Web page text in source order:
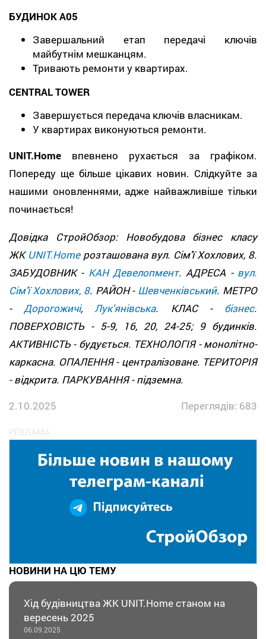
БУДИНОК А05
Завершальний етап передачі ключів
майбутнім мешканцям.
Тривають ремонти у квартирах.
CENTRAL TOWER
Завершується передача ключів власникам.
У квартирах виконуються ремонти.
UNIT.Home впевнено рухається за графіком.
Попереду ще більше цікавих новин. Слідкуйте за
нашими оновленнями, адже найважливіше тільки
починається!
Довідка СтройОбзор: Новобудова бізнес класу
ЖКUNIT.Homeрозташована вул. Сім'ї Хохлових, 8.
ЗАБУДОВНИК - КАН Девелопмент. АДРЕСА - вул.
Сім'ї Хохлових, 8. РАЙОН - Шевченківський. МЕТРО
-Дорогожичі,Лук'янівська. КЛАС - бізнес.
ПОВЕРХОВІСТЬ - 5-9, 16, 20, 24-25; 9 будинків.
АКТИВНІСТЬ - будується. ТЕХНОЛОГІЯ - монолітно-
каркасна. ОПАЛЕННЯ - централізоване. ТЕРИТОРІЯ
- відкрита. ПАРКУВАННЯ - підземна.
2.10.2025
Переглядів: 683
НОВИНИ НА ЦЮ ТЕМУ
Хід будівництва ЖК UNIT.Home станом на
вересень 2025
06.09.2025